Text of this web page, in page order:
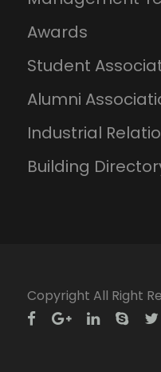
Awards
Student
Alumni
Industrial
Building
Copyright All Right